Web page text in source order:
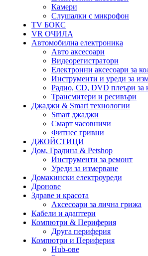
Камери
Слушалки с микрофон
TV БОКС
VR ОЧИЛА
Автомобилна електроника
Авто аксесоари
Видеорегистратори
Електронни аксесоари за
Инструменти и уреди за
Радио, CD, DVD плеъри за
Трансмитери и ресивъри
Джаджи & Smart технологии
Smart джаджи
Смарт часовничи
Фитнес гривни
ДЖОЙСТИЦИ
Дом, Градина & Petshop
Инструменти за ремонт
Уреди за измерване
Домакински електроуреди
Дронове
Здраве и красота
Аксесоари за лична грижа
Кабели и адаптери
Компютри & Периферия
Друга периферия
Компютри и Периферия
Hub-ове